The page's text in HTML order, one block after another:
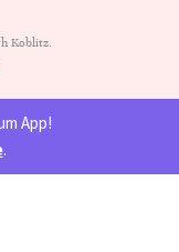
Koblitz.
App!
.